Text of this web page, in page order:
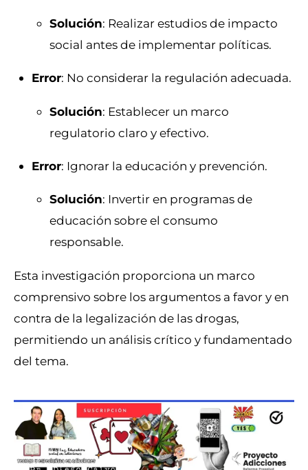
Solución: Realizar estudios de impacto
social antes de implementar políticas.
Error: No considerar la regulación adecuada.
Solución: Establecer un marco
regulatorio claro y efectivo.
Error: Ignorar la educación y prevención.
Solución: Invertir en programas de
educación sobre el consumo
responsable.
Esta investigación proporciona un marco
comprensivo sobre los argumentos a favor y en
contra de la legalización de las drogas,
permitiendo un análisis crítico y fundamentado
del tema.